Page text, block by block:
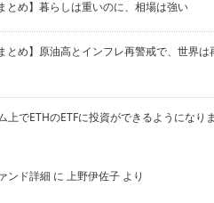
とめ】暮らしは重いのに、相場は強い
とめ】原油高とインフレ再警戒で、世界は
でETHのETFに投資ができるようになりま
ンド詳細 に 上野伊佐子 より